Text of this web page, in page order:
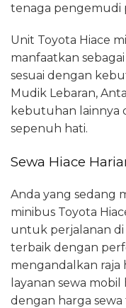
tenaga pengemudi
Unit Toyota Hiace
manfaatkan
sesuai dengan
Mudik Lebaran,
kebutuhan lainnya
sepenuh hati.
Sewa Hiace
Anda yang sedang
minibus Toyota
untuk perjalanan di
terbaik dengan
mengandalkan raja
layanan sewa
dengan harga